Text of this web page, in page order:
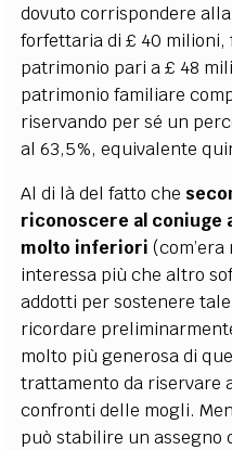
dovuto corrispondere
forfettaria di £ 40 milioni,
patrimonio pari a £ 48
patrimonio familiare
riservando per sé un
al 63,5%, equivalente
Al di là del fatto che
riconoscere al coniuge
molto inferiori
interessa più che altro
addotti per sostenere
ricordare
molto più generosa di
trattamento da riservare
confronti delle mogli.
può stabilire un assegno